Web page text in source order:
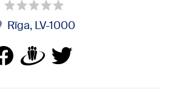
Rīga, LV-1000